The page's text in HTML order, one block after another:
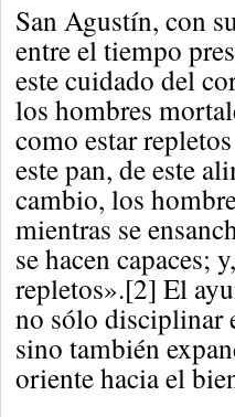
San Agustín, con
entre el tiempo
este cuidado del
los hombres
como estar
este pan, de este
cambio, los
mientras se
se hacen capaces;
repletos».[2] El
no sólo disciplinar
sino también
oriente hacia el